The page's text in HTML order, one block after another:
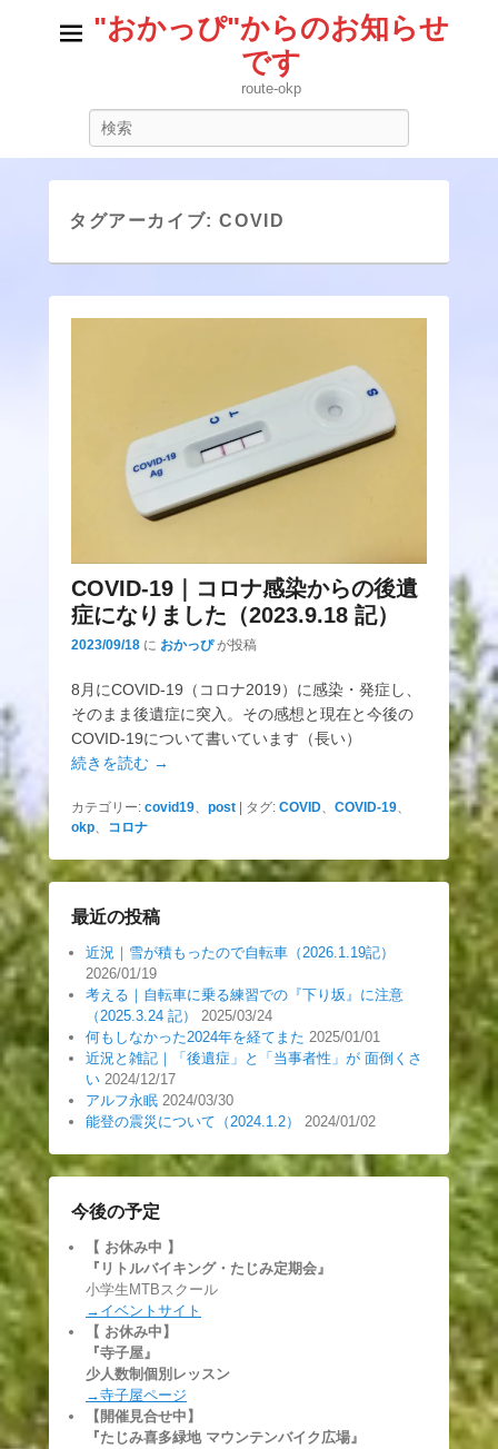
"おかっぴ"からのお知らせ
です
route-okp
タグアーカイブ:COVID
COVID-19｜コロナ感染からの後遺
症になりました（2023.9.18 記）
2023/09/18 に おかっぴ が投稿
8月にCOVID-19（コロナ2019）に感染・発症し、
そのまま後遺症に突入。その感想と現在と今後の
COVID-19について書いています（長い）
続きを読む →
カテゴリー: covid19、 post タグ: COVID、 COVID-19、
okp、 コロナ
最近の投稿
近況｜雪が積もったので自転車（2026.1.19記）
2026/01/19
考える｜自転車に乗る練習での『下り坂』に注意
（2025.3.24 記）
2025/03/24
何もしなかった2024年を経てまた 2025/01/01
近況と雑記｜「後遺症」と「当事者性」が 面倒くさ
い 2024/12/17
アルフ永眠 2024/03/30
能登の震災について（2024.1.2）
2024/01/02
今後の予定
【 お休み中 】
『リトルバイキング・たじみ定期会』
小学生MTBスクール
→イベントサイト
【 お休み中】
『寺子屋』
少人数制個別レッスン
→寺子屋ページ
【開催見合せ中】
『たじみ喜多緑地 マウンテンバイク広場』